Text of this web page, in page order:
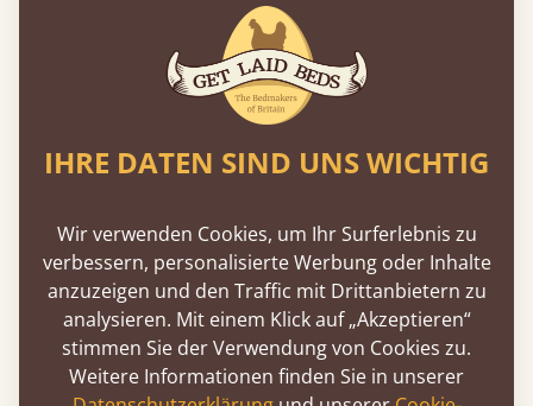
traditionelles Bettgestell, sondern ist auch
Dies alles wird durch unsere erfahrenen
Schwebebettgestell mit Sorgfalt und Hingabe
darauf, einen kompletten
Anpassungsservice
anzubieten. Jedes Schwebebett kann in jeder
gewünschten Weise abgeändert werden,
sodass Sie genau das Design erhalten, das Sie
sich wünschen.
Welche Farben sind für
IHRE DATEN SIND UNS WICHTIG
Wir verwenden Cookies, um Ihr Surferlebnis zu
verbessern, personalisierte Werbung oder Inhalte
anzuzeigen und den Traffic mit Drittanbietern zu
analysieren. Mit einem Klick auf „Akzeptieren“
stimmen Sie der Verwendung von Cookies zu.
Weitere Informationen finden Sie in unserer